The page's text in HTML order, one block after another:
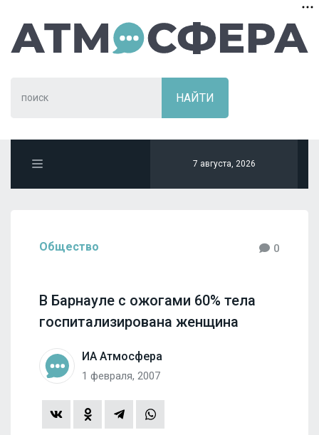
7 августа, 2026
Общество 0
В Барнауле с ожогами 60% тела
госпитализирована женщина
ИА Атмосфера
1 февраля, 2007